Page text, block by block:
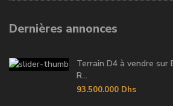
Dernières annonces
Terrain D4 à vendre sur
R...
93.500.000 Dhs